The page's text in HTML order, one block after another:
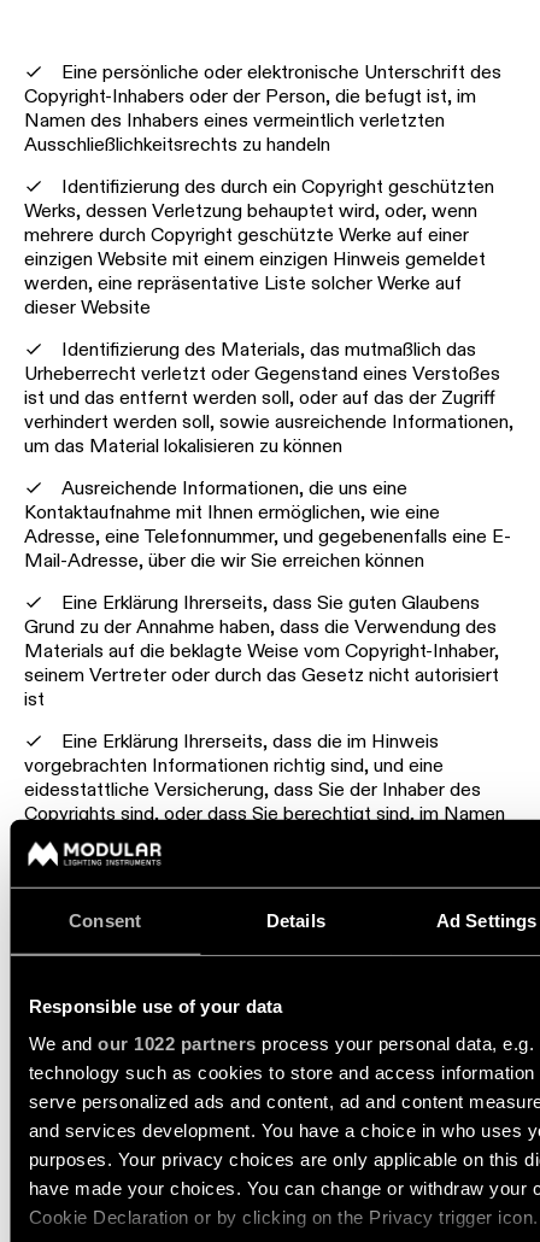
Consent Details Ad Settings
Responsible use of your data
We and our 1022 partners process your personal data,
technology such as cookies to store and access
serve personalized ads and content, ad and content
and services development. You have a choice in who uses
purposes. Your privacy choices are only applicable on this
have made your choices. You can change or withdraw your
Cookie Declaration or by clicking on the Privacy trigger icon.
Eine persönliche oder elektronische Unterschrift des
Copyright-Inhabers oder der Person, die befugt ist, im
Namen des Inhabers eines vermeintlich verletzten
Ausschließlichkeitsrechts zu handeln
Identifizierung des durch ein Copyright geschützten
Werks, dessen Verletzung behauptet wird, oder, wenn
mehrere durch Copyright geschützte Werke auf einer
einzigen Website mit einem einzigen Hinweis gemeldet
werden, eine repräsentative Liste solcher Werke auf
dieser Website
Identifizierung des Materials, das mutmaßlich das
Urheberrecht verletzt oder Gegenstand eines Verstoßes
ist und das entfernt werden soll, oder auf das der Zugriff
verhindert werden soll, sowie ausreichende Informationen,
um das Material lokalisieren zu können
Ausreichende Informationen, die uns eine
Kontaktaufnahme mit Ihnen ermöglichen, wie eine
Adresse, eine Telefonnummer, und gegebenenfalls eine E-
Mail-Adresse, über die wir Sie erreichen können
Eine Erklärung Ihrerseits, dass Sie guten Glaubens
Grund zu der Annahme haben, dass die Verwendung des
Materials auf die beklagte Weise vom Copyright-Inhaber,
seinem Vertreter oder durch das Gesetz nicht autorisiert
ist
Eine Erklärung Ihrerseits, dass die im Hinweis
vorgebrachten Informationen richtig sind, und eine
eidesstattliche Versicherung, dass Sie der Inhaber des
Copyrights sind, oder dass Sie berechtigt sind, im Namen
des Inhabers eines vermeintlich verletzten
Ausschließlichkeitsrechts zu handeln
Die für die Bearbeitung von Hinweisen zu Copyright-
Philips Lighting B.V.
Legal Services
High Tech Campus 45
5656AE Eindhoven
Niederlande
Die vorstehende Information dient ausschließlich
Hinweisen an Philips Lighting über mögliche Copyright-
Verletzungen. Alle sonstigen Anfragen, beispielsweise
produktbezogene Fragen und solche wegen